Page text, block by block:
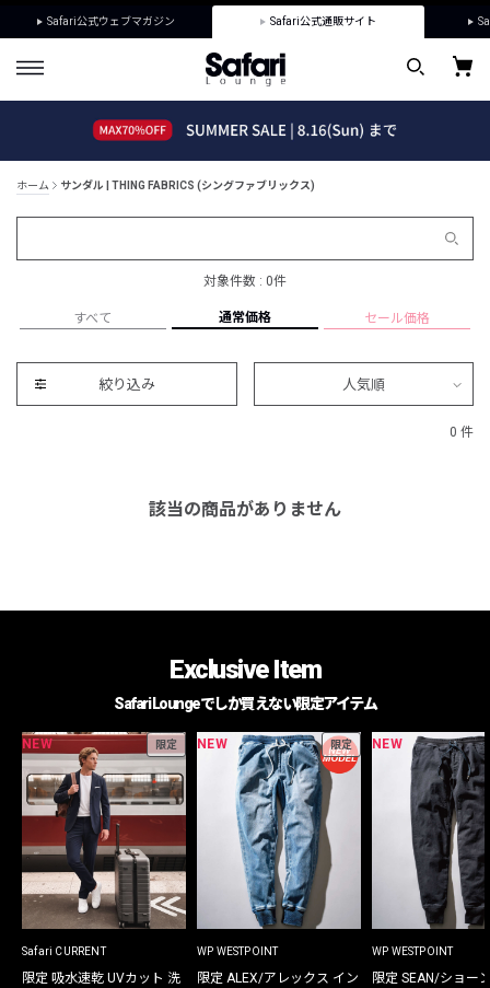
Safari公式ウェブマガジン Safari公式通販サイト
ホーム サンダル | THING FABRICS (シングファブリックス)
対象件数 : 0件
すべて 通常価格 セール価格
絞り込み 人気順
0 件
該当の商品がありません
Exclusive Item
Safari Loungeでしか買えない限定アイテム
NEW 限定
Safari CURRENT
限定 吸水速乾 UVカット 洗
NEW 限定
WP WESTPOINT
限定 ALEX/アレックス イン
NEW
WP WESTPOINT
限定 SEAN/ショー